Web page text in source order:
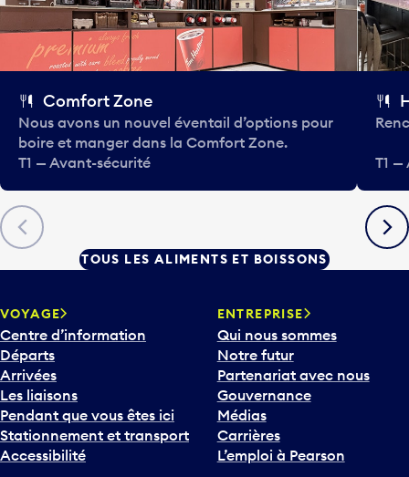
Précédent
Comfort Zone
Nous avons un nouvel éventail d’options pour
boire et manger dans la Comfort Zone.
T1 — Avant-sécurité
T1
TOUS LES ALIMENTS ET BOISSONS
VOYAGE
Centre d’information
Départs
Arrivées
Les liaisons
Pendant que vous êtes ici
Stationnement et transport
Accessibilité
ENTREPRISE
Qui nous sommes
Notre futur
Partenariat avec nous
Gouvernance
Médias
Carrières
L’emploi à Pearson